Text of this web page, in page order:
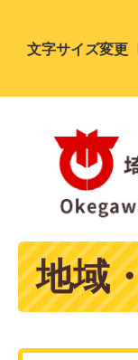
文字サイズ変更
地域